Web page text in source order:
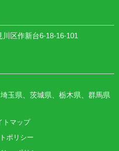
区作新台6-18-16-101
玉県、茨城県、栃木県、群馬県
トマップ
ポリシー